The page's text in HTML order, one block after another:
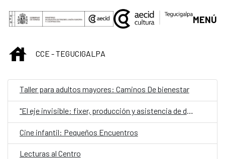
Saltar al contenido principal
MENÚ
INICIOCCE - TEGUCIGALPA
Taller para adultos mayores: Caminos De bienestar
"El eje invisible: fixer, producción y asistencia de dirección desde la práctica"
Cine infantil: Pequeños Encuentros
Lecturas al Centro